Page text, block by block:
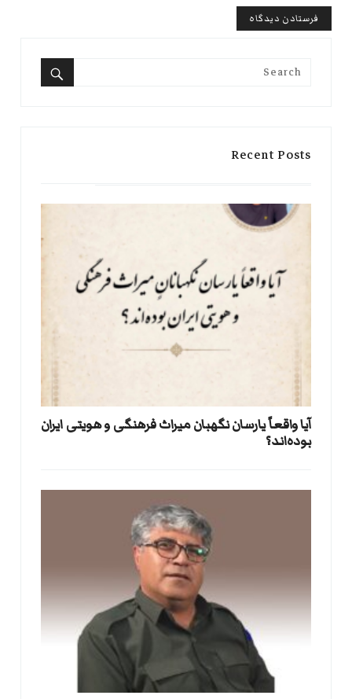
Search
Recent Posts
آیا واقعاً یارسان نگهبان میراث فرهنگی و هویتی ایران
بوده‌اند؟